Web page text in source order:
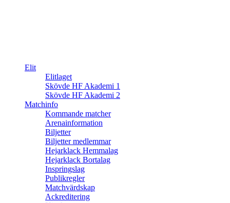
Elit
Elitlaget
Skövde HF Akademi 1
Skövde HF Akademi 2
Matchinfo
Kommande matcher
Arenainformation
Biljetter
Biljetter medlemmar
Hejarklack Hemmalag
Hejarklack Bortalag
Inspringslag
Publikregler
Matchvärdskap
Ackreditering